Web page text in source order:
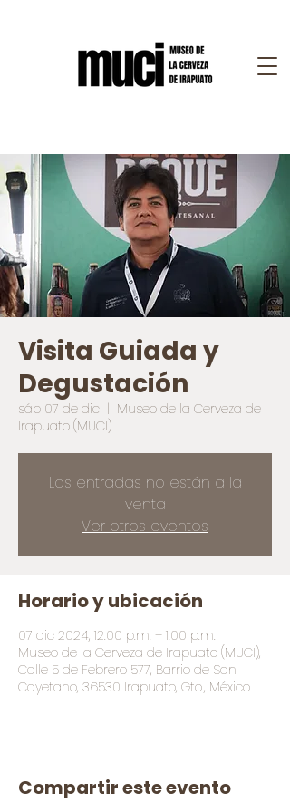
Visita Guiada y
Degustación
sáb 07 de dic
  |
Museo de la Cerveza de
Irapuato (MUCI)
Las entradas no están a la
venta
Ver otros eventos
Horario y ubicación
07 dic 2024, 12:00 p.m. – 1:00 p.m.
Museo de la Cerveza de Irapuato (MUCI),
Calle 5 de Febrero 577, Barrio de San
Cayetano, 36530 Irapuato, Gto., México
Compartir este evento